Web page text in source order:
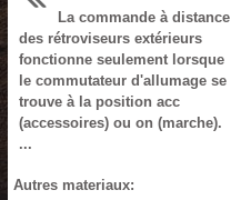
La commande à distance
des rétroviseurs extérieurs
fonctionne seulement lorsque
le commutateur d'allumage se
trouve à la position acc
(accessoires) ou on (marche).
...
Autres materiaux: